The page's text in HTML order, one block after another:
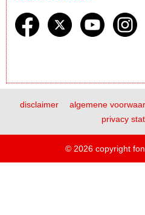
disclaimer algemene
privacy
© 2026 copyright